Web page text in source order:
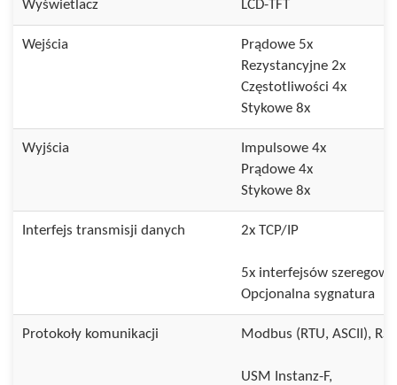
Wyświetlacz LCD-TFT
Wejścia
Prądowe 5x
Rezystancyjne 2x
Częstotliwości 4x
Stykowe 8x
Wyjścia
Impulsowe 4x
Prądowe 4x
Stykowe 8x
Interfejs transmisji danych 2x TCP/IP
5x interfejsów
Opcjonalna sygnatura
Protokoły komunikacji Modbus (RTU, ASCII),
USM Instanz-F,